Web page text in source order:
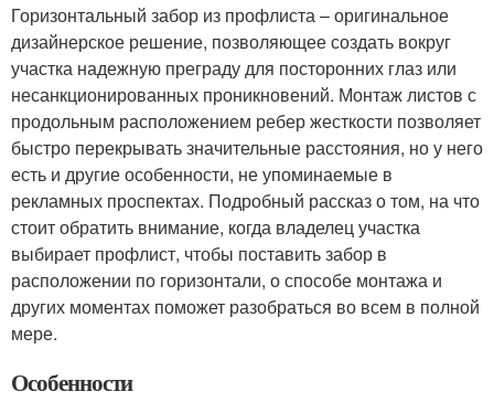
Горизонтальный забор из профлиста – оригинальное
дизайнерское решение, позволяющее создать вокруг
участка надежную преграду для посторонних глаз или
несанкционированных проникновений. Монтаж листов с
продольным расположением ребер жесткости позволяет
быстро перекрывать значительные расстояния, но у него
есть и другие особенности, не упоминаемые в
рекламных проспектах. Подробный рассказ о том, на что
стоит обратить внимание, когда владелец участка
выбирает профлист, чтобы поставить забор в
расположении по горизонтали, о способе монтажа и
других моментах поможет разобраться во всем в полной
мере.
Особенности